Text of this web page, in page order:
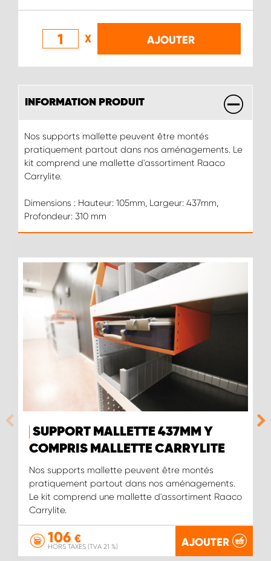
X AJOUTER
INFORMATION PRODUIT
Nos supports mallette peuvent être montés
pratiquement partout dans nos aménagements. Le
kit comprend une mallette d'assortiment Raaco
Carrylite.
Dimensions : Hauteur: 105mm, Largeur: 437mm,
Profondeur: 310 mm
SUPPORT MALLETTE 437MM Y
COMPRIS MALLETTE CARRYLITE
Nos supports mallette peuvent être montés
pratiquement partout dans nos aménagements.
Le kit comprend une mallette d'assortiment Raaco
Carrylite.
106 €
HORS TAXES (TVA 21 %) AJOUTER